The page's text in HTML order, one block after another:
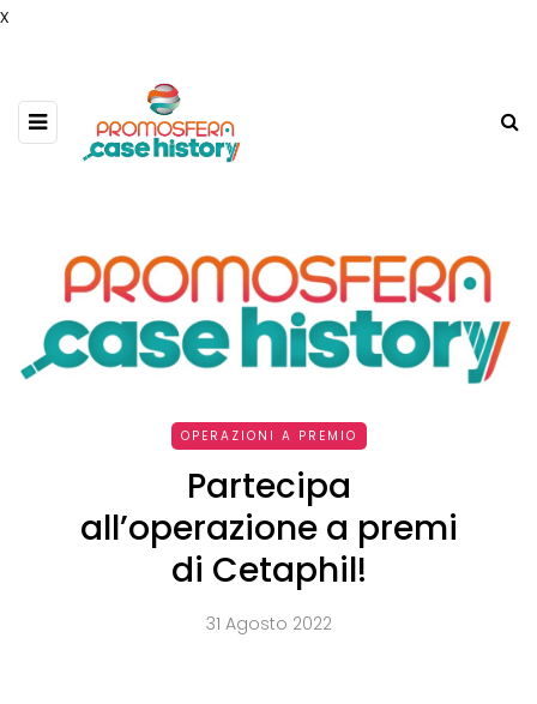
x
OPERAZIONI A PREMIO
Partecipa
all’operazione a premi
di Cetaphil!
31 Agosto 2022